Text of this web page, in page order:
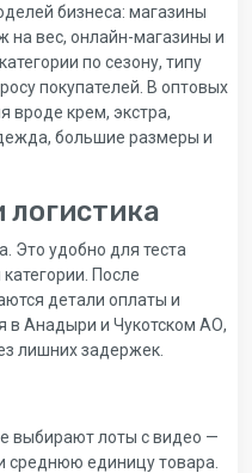
бизнеса: магазины
на вес, онлайн-магазины и
по сезону, типу
покупателей. В оптовых
вроде крем, экстра,
большие размеры и
логистика
Это удобно для теста
После
детали оплаты и
в Анадыри и Чукотском АО,
лишних задержек.
выбирают лоты с видео —
среднюю единицу товара.